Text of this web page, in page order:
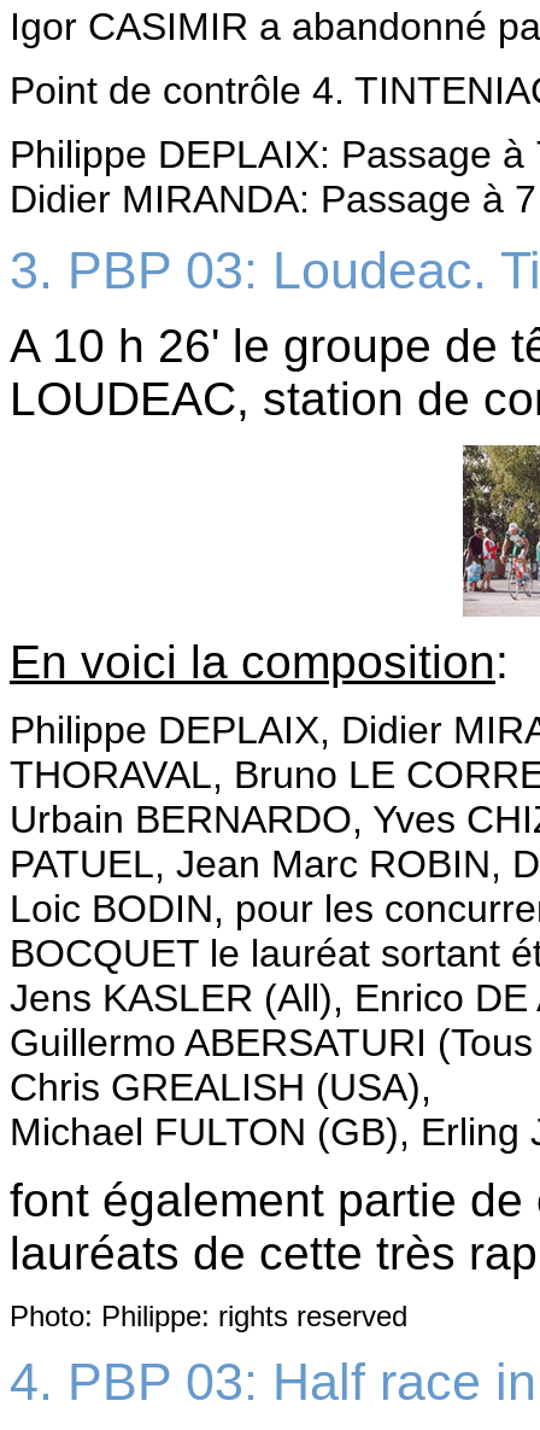
Igor CASIMIR a abandonné
Point de contrôle 4.
Philippe DEPLAIX: Passage à
Didier MIRANDA: Passage à
3. PBP 03: Loudeac.
A 10 h 26' le groupe de
LOUDEAC, station de
En voici la composition:
Philippe DEPLAIX, Didier
THORAVAL, Bruno LE
Urbain BERNARDO, Yves
PATUEL, Jean Marc ROBIN,
Loic BODIN, pour les
BOCQUET le lauréat sortant
Jens KASLER (All), Enrico
Guillermo ABERSATURI
Chris GREALISH (USA),
Michael FULTON (GB), Erling
font également partie
lauréats de cette très
Photo: Philippe: rights reserved
4. PBP 03: Half race